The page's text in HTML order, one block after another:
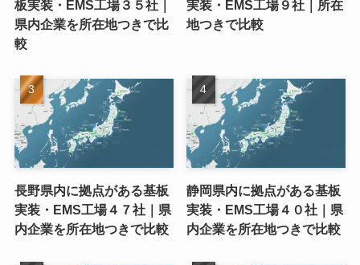
板実装・EMS工場３５社｜
県内企業を所在地つきで比
較
実装・EMS工場９社｜所在
地つきで比較
長野県内に拠点がある基板
実装・EMS工場４７社｜県
内企業を所在地つきで比較
静岡県内に拠点がある基板
実装・EMS工場４０社｜県
内企業を所在地つきで比較